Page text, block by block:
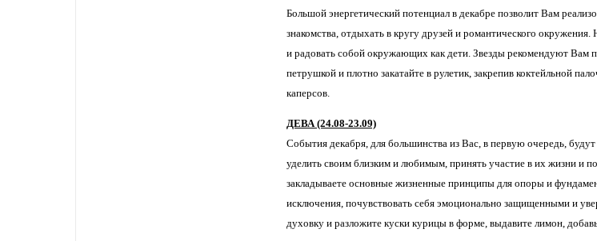
Большой энергетический потенциал в декабре позволит Вам
знакомства, отдыхать в кругу друзей и романтического
и радовать собой окружающих как дети. Звезды рекомендуют Вам
петрушкой и плотно закатайте в рулетик, закрепив коктейльной
каперсов.
ДЕВА (24.08-23.09)
События декабря, для большинства из Вас, в первую очередь,
уделить своим близким и любимым, принять участие в их жизни и
закладываете основные жизненные принципы для опоры и
исключения, почувствовать себя эмоционально защищенными и
духовку и разложите куски курицы в форме, выдавите лимон,